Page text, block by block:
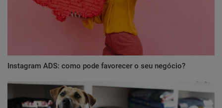
Instagram ADS: como pode favorecer o seu negócio?